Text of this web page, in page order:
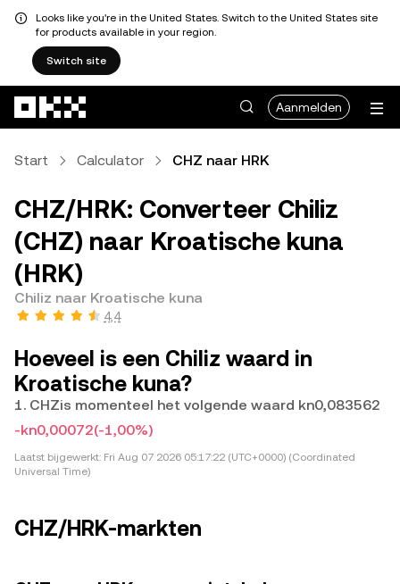
Looks like you're in the United States. Switch to the United States site
for products available in your region.
Switch site
Aanmelden
Start Calculator CHZ naar HRK
CHZ/HRK: Converteer Chiliz
(CHZ) naar Kroatische kuna
(HRK)
Chiliz naar Kroatische kuna
4,4
Hoeveel is een Chiliz waard in
Kroatische kuna?
1. CHZis momenteel het volgende waard kn0,083562
-kn0,00072(-1,00%)
Laatst bijgewerkt: Fri Aug 07 2026 05:17:22 (UTC+0000) (Coordinated
Universal Time)
CHZ/HRK-markten